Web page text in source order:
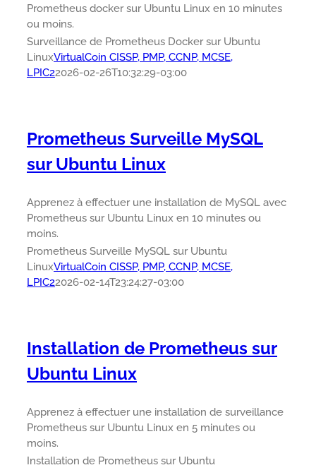
Prometheus docker sur Ubuntu Linux en 10 minutes
ou moins.
Surveillance de Prometheus Docker sur Ubuntu
LinuxVirtualCoin CISSP, PMP, CCNP, MCSE,
LPIC22026-02-26T10:32:29-03:00
Prometheus Surveille MySQL
sur Ubuntu Linux
Apprenez à effectuer une installation de MySQL avec
Prometheus sur Ubuntu Linux en 10 minutes ou
moins.
Prometheus Surveille MySQL sur Ubuntu
LinuxVirtualCoin CISSP, PMP, CCNP, MCSE,
LPIC22026-02-14T23:24:27-03:00
Installation de Prometheus sur
Ubuntu Linux
Apprenez à effectuer une installation de surveillance
Prometheus sur Ubuntu Linux en 5 minutes ou
moins.
Installation de Prometheus sur Ubuntu